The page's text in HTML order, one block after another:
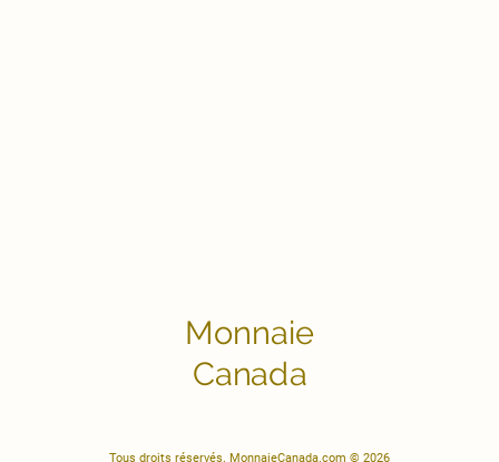
Monnaie
Canada
Tous droits réservés. MonnaieCanada.com © 2026